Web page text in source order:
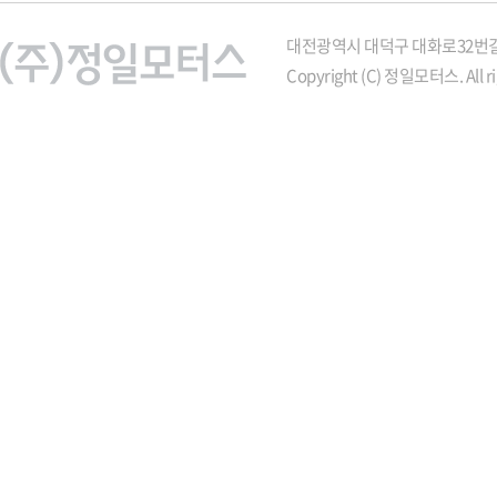
대전광역시 대덕구 대화로32번
Copyright (C) 정일모터스. All